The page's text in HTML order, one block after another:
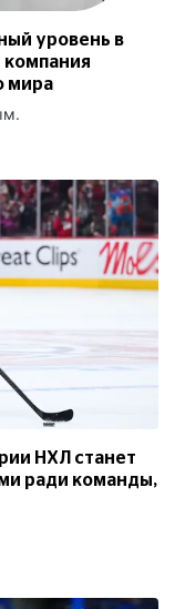
уровень в
мира
НХЛ станет
ради команды,